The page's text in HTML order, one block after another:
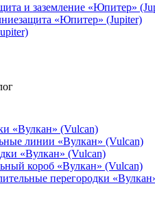
и заземление «Юпитер»
«Юпитер» (Jupiter)
«Вулкан» (Vulcan)
линии «Вулкан» (Vulcan)
«Вулкан» (Vulcan)
короб «Вулкан» (Vulcan)
перегородки